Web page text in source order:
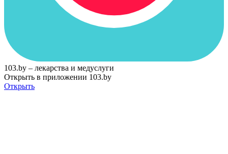
103.by – лекарства и медуслуги
Открыть в приложении 103.by
Открыть